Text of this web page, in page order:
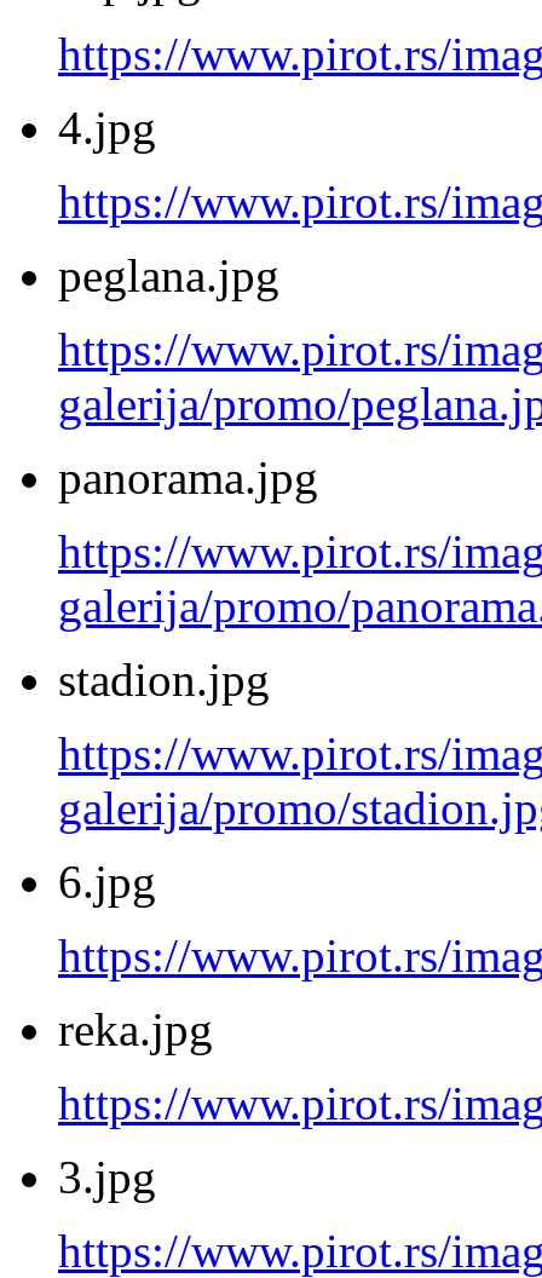
https://www.pirot.rs/
4.jpg
https://www.pirot.rs/
peglana.jpg
https://www.pirot.rs/
galerija/promo/
panorama.jpg
https://www.pirot.rs/
galerija/promo/
stadion.jpg
https://www.pirot.rs/
galerija/promo/
6.jpg
https://www.pirot.rs/
reka.jpg
https://www.pirot.rs/
3.jpg
https://www.pirot.rs/